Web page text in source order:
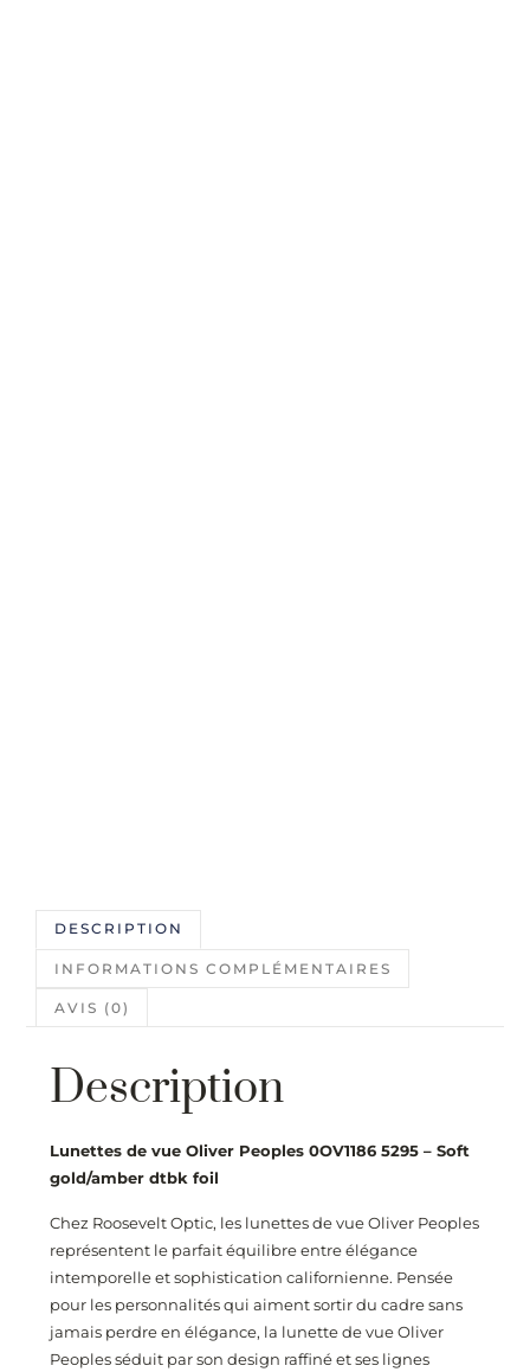
DESCRIPTION
INFORMATIONS COMPLÉMENTAIRES
AVIS (0)
Description
Lunettes de vue Oliver Peoples 0OV1186 5295 – Soft
gold/amber dtbk foil
Chez Roosevelt Optic, les lunettes de vue Oliver Peoples
représentent le parfait équilibre entre élégance
intemporelle et sophistication californienne. Pensée
pour les personnalités qui aiment sortir du cadre sans
jamais perdre en élégance, la lunette de vue Oliver
Peoples séduit par son design raffiné et ses lignes